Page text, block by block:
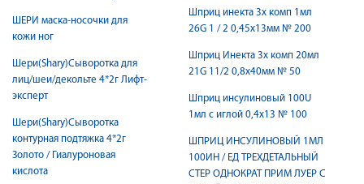
ШЕРИ маска-носочки для
кожи ног
Шери(Shary)Сыворотка для
лиц/шеи/декольте 4*2г Лифт-
эксперт
Шери(Shary)Сыворотка
контурная подтяжка 4*2г
Золото / Гиалуроновая
кислота
Шприц инекта 3х комп 1мл
26G 1 / 2 0,45х13мм № 200
Шприц Инекта 3х комп 20мл
21G 11/2 0,8х40мм № 50
Шприц инсулиновый 100U
1мл с иглой 0,4х13 № 100
ШПРИЦ ИНСУЛИНОВЫЙ 1МЛ
100ИН / ЕД ТРЕХДЕТАЛЬНЫЙ
СТЕР ОДНОКРАТ ПРИМ ЛУЕР C